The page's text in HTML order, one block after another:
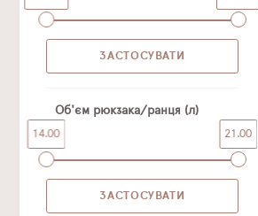
Об'єм рюкзака/ранця (л)
14.00 21.00